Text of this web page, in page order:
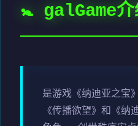
🚼 galGame介
是游戏《纳迪亚之宝
《传播欲望》和《纳